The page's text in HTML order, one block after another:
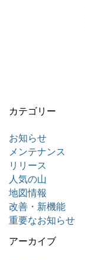
カテゴリー
お知らせ
メンテナンス
リリース
人気の山
地図情報
改善・新機能
重要なお知らせ
アーカイブ